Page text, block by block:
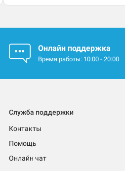
Онлайн поддержка
Время работы: 10:00 - 20:00
Служба поддержки
Контакты
Помощь
Онлайн чат